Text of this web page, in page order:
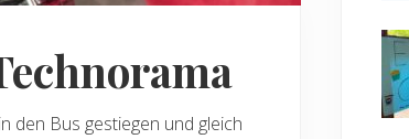
den Bus gestiegen und gleich